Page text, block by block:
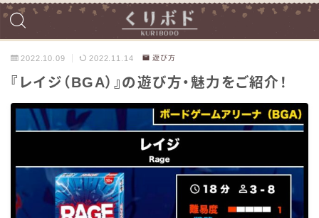
2022.10.09 2022.11.14 遊び方
『レイジ（BGA）』の遊び方・魅力をご紹介！